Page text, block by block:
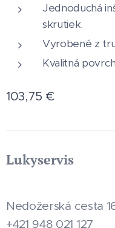
Jednoduchá
skrutiek.
Vyrobené z
Kvalitná
103,75 €
Lukyservis
Nedožerská cesta
+421 948 021 127